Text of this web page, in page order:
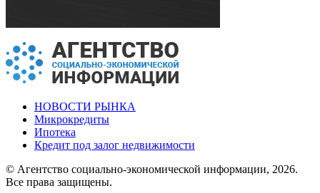
НОВОСТИ РЫНКА
Микрокредиты
Ипотека
Кредит под залог недвижимости
© Агентство социально-экономической информации, 2026.
Все права защищены.